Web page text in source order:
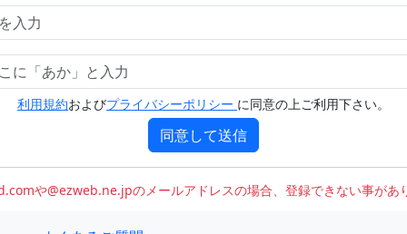
利用規約およびプライバシーポリシー に同意の上ご利用下さい。
同意して送信
や@ezweb.ne.jpのメールアドレスの場合、登録できない事があ